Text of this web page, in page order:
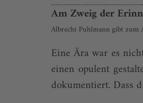
Am Zweig der
Albrecht Puhlmann gibt zum
Eine Ära war es
einen opulent
dokumentiert. Dass